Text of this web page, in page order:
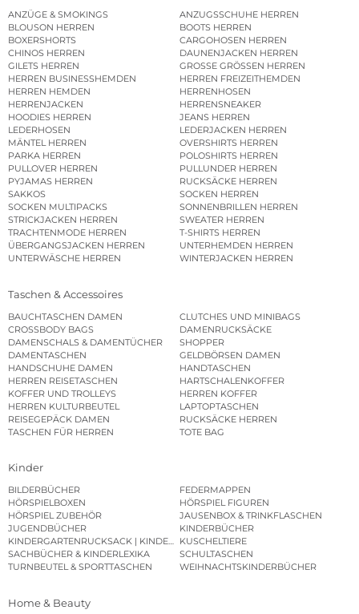
ANZÜGE & SMOKINGS
ANZUGSSCHUHE HERREN
BLOUSON HERREN
BOOTS HERREN
BOXERSHORTS
CARGOHOSEN HERREN
CHINOS HERREN
DAUNENJACKEN HERREN
GILETS HERREN
GROSSE GRÖSSEN HERREN
HERREN BUSINESSHEMDEN
HERREN FREIZEITHEMDEN
HERREN HEMDEN
HERRENHOSEN
HERRENJACKEN
HERRENSNEAKER
HOODIES HERREN
JEANS HERREN
LEDERHOSEN
LEDERJACKEN HERREN
MÄNTEL HERREN
OVERSHIRTS HERREN
PARKA HERREN
POLOSHIRTS HERREN
PULLOVER HERREN
PULLUNDER HERREN
PYJAMAS HERREN
RUCKSÄCKE HERREN
SAKKOS
SOCKEN HERREN
SOCKEN MULTIPACKS
SONNENBRILLEN HERREN
STRICKJACKEN HERREN
SWEATER HERREN
TRACHTENMODE HERREN
T-SHIRTS HERREN
ÜBERGANGSJACKEN HERREN
UNTERHEMDEN HERREN
UNTERWÄSCHE HERREN
WINTERJACKEN HERREN
Taschen & Accessoires
BAUCHTASCHEN DAMEN
CLUTCHES UND MINIBAGS
CROSSBODY BAGS
DAMENRUCKSÄCKE
DAMENSCHALS & DAMENTÜCHER
SHOPPER
DAMENTASCHEN
GELDBÖRSEN DAMEN
HANDSCHUHE DAMEN
HANDTASCHEN
HERREN REISETASCHEN
HARTSCHALENKOFFER
KOFFER UND TROLLEYS
HERREN KOFFER
HERREN KULTURBEUTEL
LAPTOPTASCHEN
REISEGEPÄCK DAMEN
RUCKSÄCKE HERREN
TASCHEN FÜR HERREN
TOTE BAG
Kinder
BILDERBÜCHER
FEDERMAPPEN
HÖRSPIELBOXEN
HÖRSPIEL FIGUREN
HÖRSPIEL ZUBEHÖR
JAUSENBOX & TRINKFLASCHEN
JUGENDBÜCHER
KINDERBÜCHER
KINDERGARTENRUCKSACK | KINDERGARTENBEUTEL
KUSCHELTIERE
SACHBÜCHER & KINDERLEXIKA
SCHULTASCHEN
TURNBEUTEL & SPORTTASCHEN
WEIHNACHTSKINDERBÜCHER
Home & Beauty